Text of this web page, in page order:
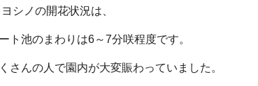
シノの開花状況は、
ト池のまわりは6～7分咲程度です。
さんの人で園内が大変賑わっていました。